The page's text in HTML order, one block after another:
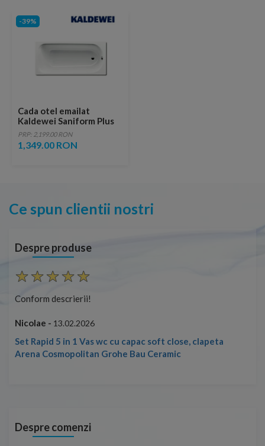
-39%
Cada otel emailat
Kaldewei Saniform Plus
170x70xH41 cm
PRP: 2,199.00 RON
1,349.00 RON
Ce spun clientii nostri
Despre produse
Conform descrierii!
Nicolae - 13.02.2026
Set Rapid 5 in 1 Vas wc cu capac soft close, clapeta
Arena Cosmopolitan Grohe Bau Ceramic
Despre comenzi